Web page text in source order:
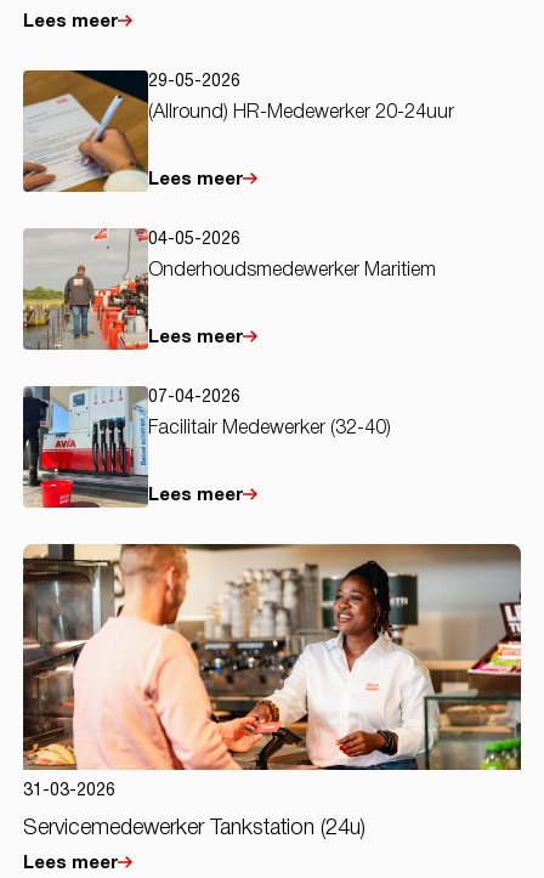
Lees meer
29-05-2026
(Allround) HR-Medewerker 20-24uur
Lees meer
04-05-2026
Onderhoudsmedewerker Maritiem
Lees meer
07-04-2026
Facilitair Medewerker (32-40)
Lees meer
31-03-2026
Servicemedewerker Tankstation (24u)
Lees meer